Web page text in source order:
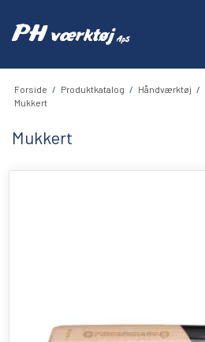
Forside / Produktkatalog / Håndværktøj /
Mukkert
Mukkert